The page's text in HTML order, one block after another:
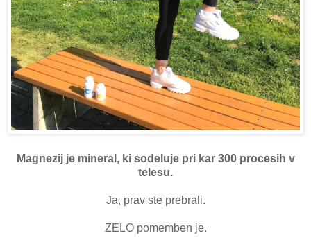
Magnezij je mineral, ki sodeluje pri kar 300 procesih v
telesu.
Ja, prav ste prebrali.
ZELO pomemben je.